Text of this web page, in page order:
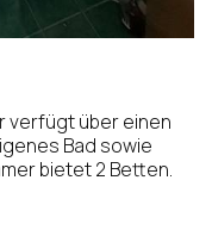
verfügt über einen
Bad sowie
bietet 2 Betten.